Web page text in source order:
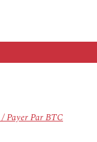
Payer Par BTC